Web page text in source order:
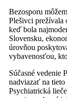
Bezosporu
Plešivci prežívala
keď bola
Slovensku,
úrovňou
vybavenosťou,
Súčasné vedenie
nadviazať na tieto
Psychiatrická